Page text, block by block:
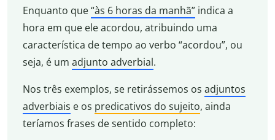
Enquanto que“às 6 horas da manhã”indica a
hora em que ele acordou, atribuindo uma
característica de tempo ao verbo “acordou”, ou
seja, é um adjunto adverbial.
Nos três exemplos, se retirássemos os adjuntos
adverbiais e os predicativos do sujeito, ainda
teríamos frases de sentido completo: